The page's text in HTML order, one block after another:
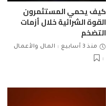
كيف يحمي المستثمرون
القوة الشرائية خلال أزمات
التضخم
منذ 3 أسابيع المال والأعمال